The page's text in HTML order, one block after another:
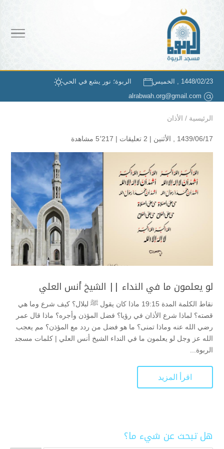
1448/02/23 , الخميس
الربوة؛ نور يشع في الحي
alrabwah.org@gmail.com
الرئيسية / الأذان
1439/06/17 , الأثنين | 2 تعليقات | 5٬217 مشاهدة
لو يعلمون ما في النداء || الشيخ أنس العلي
نقاط الكلمة المدة 19:15 ماذا كان يقول ﷺ لبلال؟ كيف شرع وما هي
قصته؟ لماذا شرع الأذان في رؤيا؟ فضل المؤذن وأجره؟ ماذا قال عمر
رضي الله عنه وماذا تمنى؟ ما هو فضل من ردد مع المؤذن؟ مم يعجب
الله عز وجل لو يعلمون ما في النداء الشيخ أنس العلي | كلمات مسجد
الربوة...
اقرأ المزيد
هل تبحث عن شيء ما؟